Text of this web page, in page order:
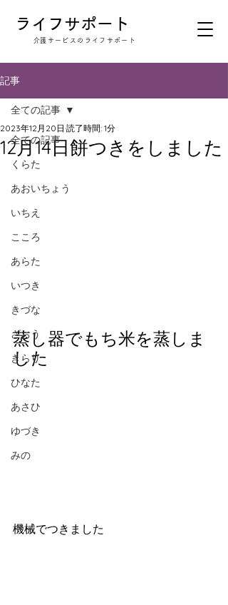
​ライフサポート
​介護サービスのライフサポート
記事
全ての記事
くらた
あおいちょう
いちえ
こころ
あらた
いつき
きづな
ざおう
きらり
ひなた
あさひ
ゆづき
みの
全ての記事
12月14日餅つきをしました
2023年12月20日 読了時間: 1分
蒸し器でもち米を蒸しま
した
機械でつきました